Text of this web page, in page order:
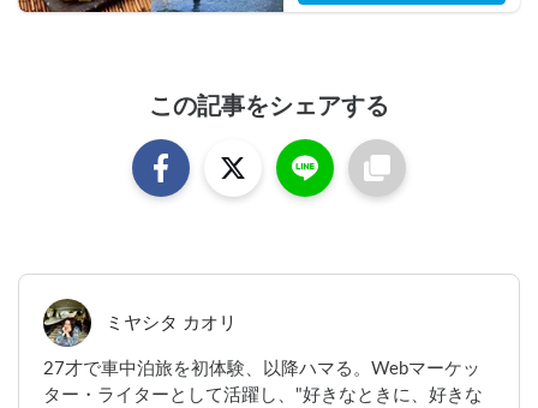
この記事をシェアする
ミヤシタ カオリ
27才で車中泊旅を初体験、以降ハマる。Webマーケッ
ター・ライターとして活躍し、"好きなときに、好きな